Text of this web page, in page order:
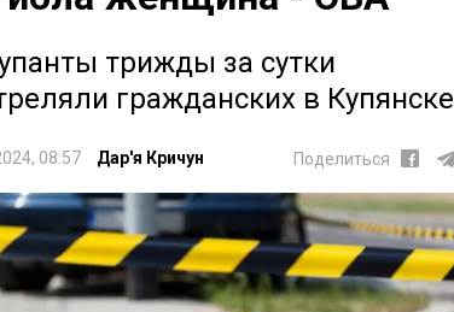
трижды за сутки
гражданских в Купянске
08:57 Дар'я Кричун Поделиться